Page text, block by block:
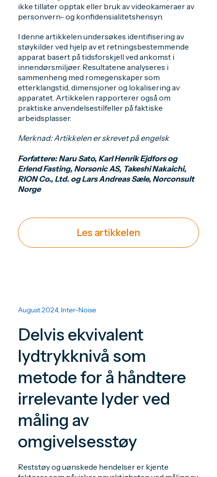
ikke tillater opptak eller bruk av videokameraer av
personvern- og konfidensialitetshensyn.
I denne artikkelen undersøkes identifisering av
støykilder ved hjelp av et retningsbestemmende
apparat basert på tidsforskjell ved ankomst i
innendørsmiljøer. Resultatene analyseres i
sammenheng med romegenskaper som
etterklangstid, dimensjoner og lokalisering av
apparatet. Artikkelen rapporterer også om
praktiske anvendelsestilfeller på faktiske
arbeidsplasser.
Merknad: Artikkelen er skrevet på engelsk
Forfattere: Naru Sato, Karl Henrik Ejdfors og
Erlend Fasting, Norsonic AS, Takeshi Nakaichi,
RION Co., Ltd. og Lars Andreas Sæle, Norconsult
Norge
Les artikkelen
August 2024, Inter-Noise
Delvis ekvivalent
lydtrykknivå som
metode for å håndtere
irrelevante lyder ved
måling av
omgivelsesstøy
Reststøy og uønskede hendelser er kjente